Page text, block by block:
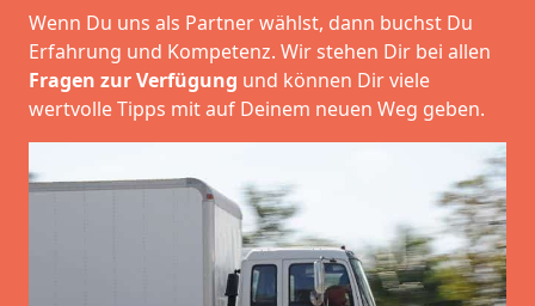
Wenn Du uns als Partner wählst, dann buchst Du
Erfahrung und Kompetenz. Wir stehen Dir bei allen
Fragen zur Verfügung und können Dir viele
wertvolle Tipps mit auf Deinem neuen Weg geben.